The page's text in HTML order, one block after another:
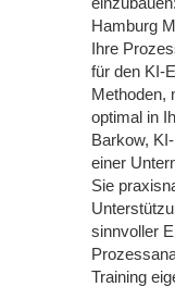
Hamburg
Ihre
für den KI-
Methoden,
optimal in
Barkow,
einer
Sie
sinnvoller
Training